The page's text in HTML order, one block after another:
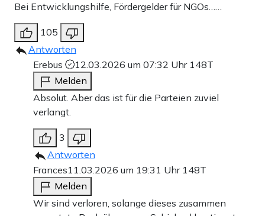
Bei Entwicklungshilfe, Fördergelder für NGOs……
105
Antworten
Erebus
12.03.2026 um 07:32 Uhr 148T
Melden
Absolut. Aber das ist für die Parteien zuviel
verlangt.
3
Antworten
Frances11.03.2026 um 19:31 Uhr 148T
Melden
Wir sind verloren, solange dieses zusammen